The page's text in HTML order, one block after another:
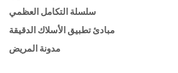
سلسلة التكامل العظمي
مبادئ تطبيق الأسلاك الدقيقة
مدونة المريض